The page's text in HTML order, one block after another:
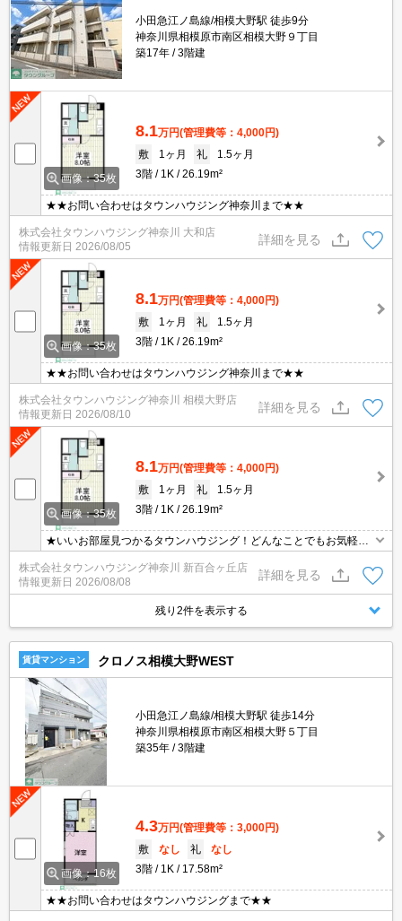
小田急江ノ島線/相模大野駅 徒歩9分
神奈川県相模原市南区相模大野９丁目
築17年
3階建
画像：35枚
8.1万円(管理費等：4,000円)
敷
1ヶ月 礼
1.5ヶ月
3階
1K 26.19m²
★★お問い合わせはタウンハウジング神奈川まで★★
株式会社タウンハウジング神奈川 大和店
情報更新日 2026/08/05
詳細を見る
画像：35枚
8.1万円(管理費等：4,000円)
敷
1ヶ月 礼
1.5ヶ月
3階
1K 26.19m²
★★お問い合わせはタウンハウジング神奈川まで★★
株式会社タウンハウジング神奈川 相模大野店
情報更新日 2026/08/10
詳細を見る
画像：35枚
8.1万円(管理費等：4,000円)
敷
1ヶ月 礼
1.5ヶ月
3階
1K 26.19m²
★いいお部屋見つかるタウンハウジング！どんなことでもお気軽に
ご相談ください♪★
株式会社タウンハウジング神奈川 新百合ヶ丘店
情報更新日 2026/08/08
詳細を見る
残り2件を表示する
賃貸マンション クロノス相模大野WEST
小田急江ノ島線/相模大野駅 徒歩14分
神奈川県相模原市南区相模大野５丁目
築35年
3階建
画像：16枚
4.3万円(管理費等：3,000円)
敷
なし 礼
なし
3階
1K 17.58m²
★★お問い合わせはタウンハウジングまで★★